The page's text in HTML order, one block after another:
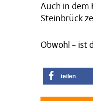
Auch in dem
Steinbrück
Obwohl – ist
teilen